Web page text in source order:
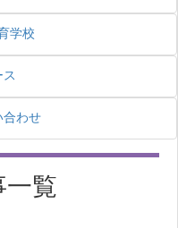
学校
合わせ
覧